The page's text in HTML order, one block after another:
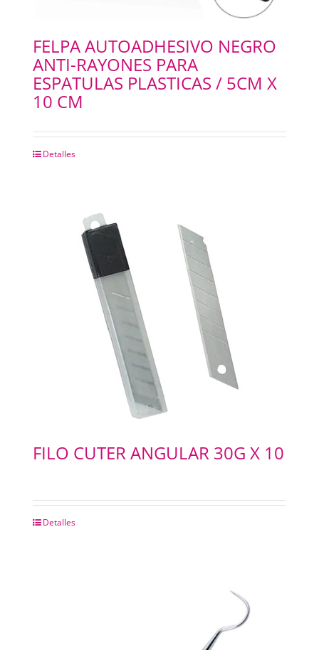
FELPA AUTOADHESIVO NEGRO
ANTI-RAYONES PARA
ESPATULAS PLASTICAS / 5CM X
10 CM
Detalles
FILO CUTER ANGULAR 30G X 10
Detalles